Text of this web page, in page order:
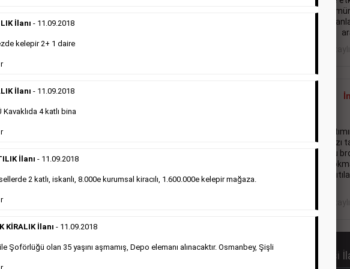
eleman ilanlarında 6 kelime sayısı şartı
önemli bir
eleman
ilanlara göre daha ekonomiktir.
Firma
dağıtmaktır. Bu
içine kadar
içerisinde
Kampanyalarımız Sabah Gazetesi
İlanı - 11.09.2018
kelepir 2+ 1 daire
İlanı - 11.09.2018
Kavaklıda 4 katlı bina
İlanı - 11.09.2018
2 katlı, iskanlı, 8.000e kurumsal kiracılı, 1.600.000e kelepir mağaza.
KİRALIK İlanı - 11.09.2018
Şoförlüğü olan 35 yaşını aşmamış, Depo elemanı alınacaktır. Osmanbey, Şişli